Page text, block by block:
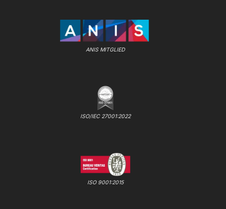
ANIS MITGLIED
ISO/IEC 27001:2022
ISO 9001:2015